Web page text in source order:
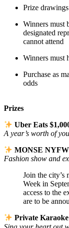
Prize
Winners must
designated
cannot attend
Winners must
Purchase as
odds
Prizes
Uber Eats
A year’s worth of
MONSE
Fashion show and
Join the city’s
Week in
access to the
are to be
Private